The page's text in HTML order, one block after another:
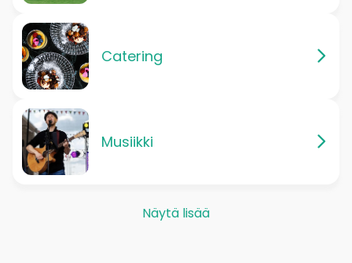
Catering
Musiikki
Näytä lisää